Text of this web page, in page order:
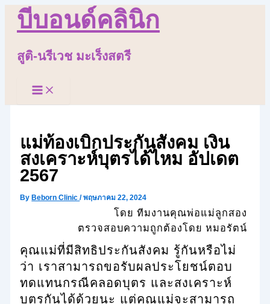
Skipบีบอนด์คลินิก
สูติ-นรีเวช มะเร็งสตรี
Main
Menu
แม่ท้องเบิกประกันสังคม เงิน
สงเคราะห์บุตรได้ไหม อัปเดต
2567
ByBeborn Clinic/พฤษภาคม 22, 2024
โดย ทีมงานคุณพ่อแม่ลูกสอง
ตรวจสอบความถูกต้องโดย หมอรัตน์
คุณแม่ที่มีสิทธิประกันสังคม รู้กันหรือไม่
ว่า เราสามารถขอรับผลประโยชน์ตอบ
ทดแทนกรณีคลอดบุตร และสงเคราะห์
บุตรกันได้ด้วยนะ แต่คุณแม่จะสามารถ